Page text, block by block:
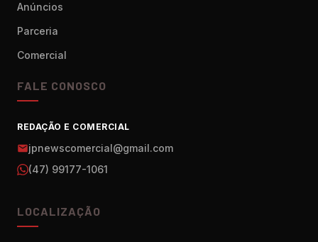
Anúncios
Parceria
Comercial
FALE CONOSCO
REDAÇÃO E COMERCIAL
jpnewscomercial@gmail.com
(47) 99177-1061
LOCALIZAÇÃO